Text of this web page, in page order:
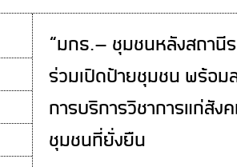
“มกธ.- ชุมชนหลังสถานี
ร่วมเปิดป้ายชุมชน พร้อม
การบริการวิชาการแก่สั
ชุมชนที่ยั่งยืน